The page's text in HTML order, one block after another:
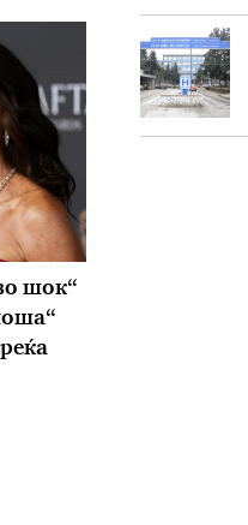
шок“